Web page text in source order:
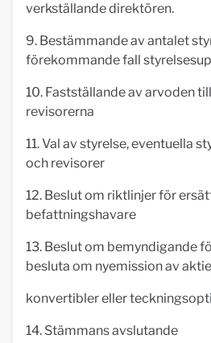
verkställande direktören.
9. Bestämmande av antalet
förekommande fall
10. Fastställande av arvoden
revisorerna
11. Val av styrelse, eventuella
och revisorer
12. Beslut om riktlinjer för
befattningshavare
13. Beslut om bemyndigande
besluta om nyemission av
konvertibler eller
14. Stämmans avslutande